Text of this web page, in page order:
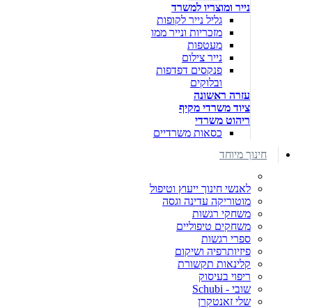
נייר ומוצריו למשרד
גליל נייר לקופות
מזכריות ונייר ממו
מעטפות
נייר צילום
פנקסים דפדפות
ובלוקים
עזרה ראשונה
ציוד משרדי מקיף
ריהוט משרדי
כסאות משרדיים
חינוך מיוחד
לאנשי חינוך ייעוץ וטיפול
מוטוריקה עדינה וגסה
משחקי רגשות
משחקים טיפוליים
ספרי רגשות
פיזיותרפיה ושיקום
קלינאות תקשורת
ריפוי בעיסוק
שובי - Schubi
שלי זאנטקרן